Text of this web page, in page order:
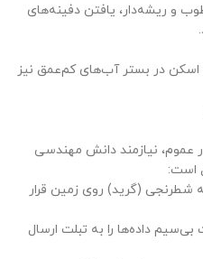
و ریشه‌دار، یافتن دفینه‌های
اسکن در بستر آب‌های کم‌عمق نیز
عموم، نیازمند دانش مهندسی
است:
(گرید) روی زمین قرار
داده‌ها را به تبلت ارسال